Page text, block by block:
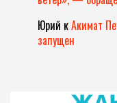
Юрий кАкимат
запущен